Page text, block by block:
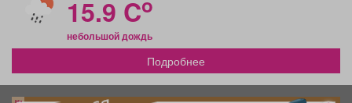
15.9 C
небольшой дождь
Подробнее